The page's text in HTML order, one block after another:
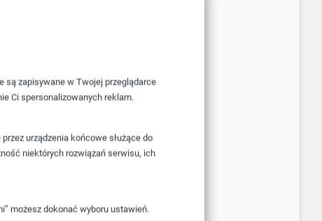
są zapisywane w Twojej przeglądarce
Ci spersonalizowanych reklam.
urządzenia końcowe służące do
niektórych rozwiązań serwisu, ich
możesz dokonać wyboru ustawień.